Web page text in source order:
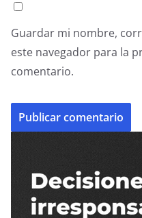
Guardar mi nombre,
este navegador para la
comentario.